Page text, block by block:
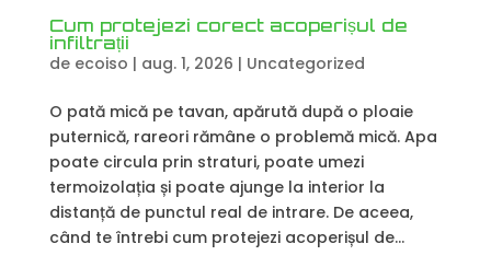
Cum protejezi corect acoperișul de
infiltrații
de ecoiso | aug. 1, 2026 | Uncategorized
O pată mică pe tavan, apărută după o ploaie
puternică, rareori rămâne o problemă mică. Apa
poate circula prin straturi, poate umezi
termoizolația și poate ajunge la interior la
distanță de punctul real de intrare. De aceea,
când te întrebi cum protejezi acoperișul de...